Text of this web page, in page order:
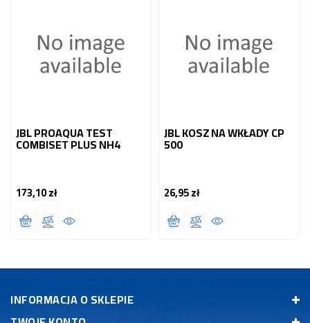
JBL PROAQUA TEST
COMBISET PLUS NH4
173,10 złCena
JBL KOSZ NA WKŁADY CP
500
26,95 złCena
INFORMACJA O SKLEPIE